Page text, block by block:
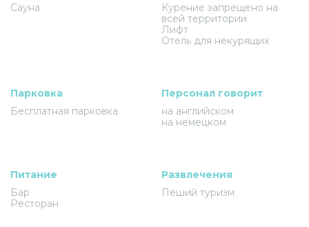
Сауна
Курение запрещено на
всей территории
Лифт
Отель для некурящих
Парковка
Бесплатная парковка
Персонал говорит
на английском
на немецком
Питание
Бар
Ресторан
Развлечения
Пеший туризм